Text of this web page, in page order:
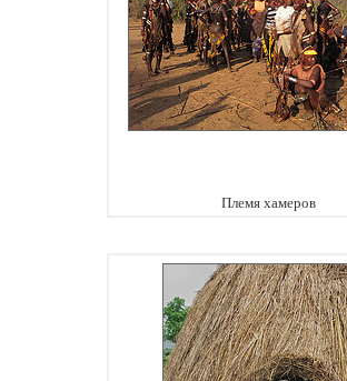
Племя хамеров